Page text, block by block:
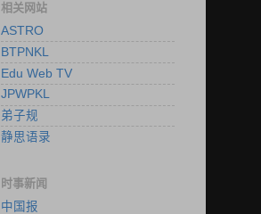
相关网站
ASTRO
BTPNKL
Edu Web TV
JPWPKL
弟子规
静思语录
时事新闻
中国报